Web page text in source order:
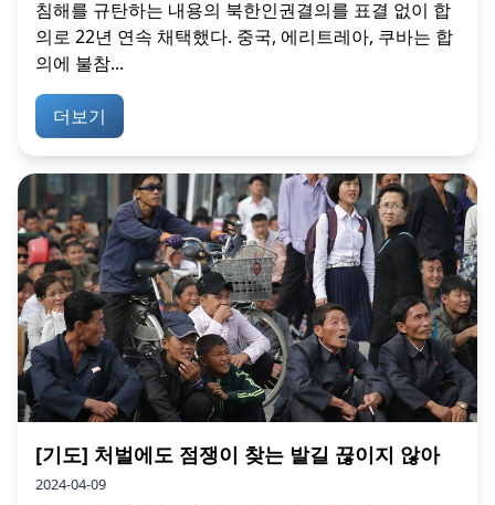
침해를 규탄하는 내용의 북한인권결의를 표결 없이 합
의로 22년 연속 채택했다. 중국, 에리트레아, 쿠바는 합
의에 불참...
더보기
[기도] 처벌에도 점쟁이 찾는 발길 끊이지 않아
2024-04-09